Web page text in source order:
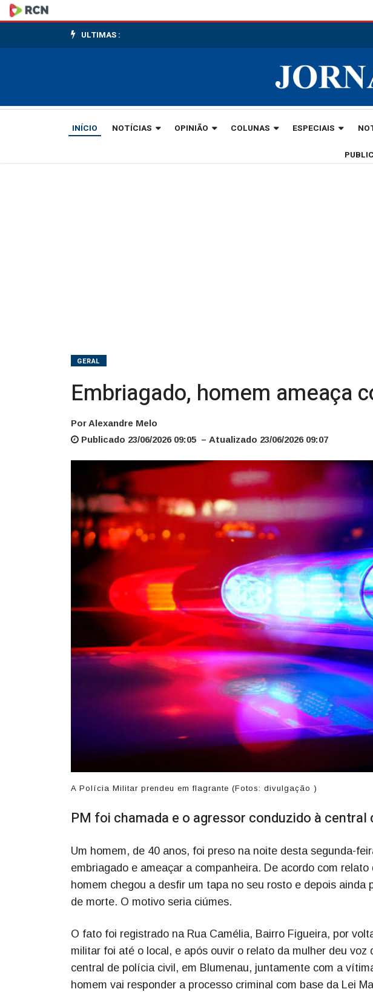
Embriagado,
homem
com
ULTIMAS :
INÍCIO NOTÍCIAS OPINIÃO COLUNAS ESPECIAIS
GERAL
Embriagado, homem ameaça
Por Alexandre Melo
Publicado 23/06/2026 09:05 – Atualizado 23/06/2026 09:07
A Polícia Militar prendeu em flagrante (Fotos: divulgação )
PM foi chamada e o agressor conduzido à central
Um homem, de 40 anos, foi preso na noite desta segunda-
embriagado e ameaçar a companheira. De acordo com
homem chegou a desfir um tapa no seu rosto e depois ainda
de morte. O motivo seria ciúmes.
O fato foi registrado na Rua Camélia, Bairro Figueira, por
militar foi até o local, e após ouvir o relato da mulher deu voz
central de polícia civil, em Blumenau, juntamente com a
homem vai responder a processo criminal com base da Lei